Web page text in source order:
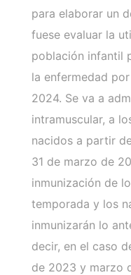
para elaborar un
fuese evaluar la
población infantil
la enfermedad
2024. Se va a
intramuscular, a
nacidos a partir
31 de marzo de
inmunización de
temporada y los
inmunizarán lo
decir, en el caso
de 2023 y marzo